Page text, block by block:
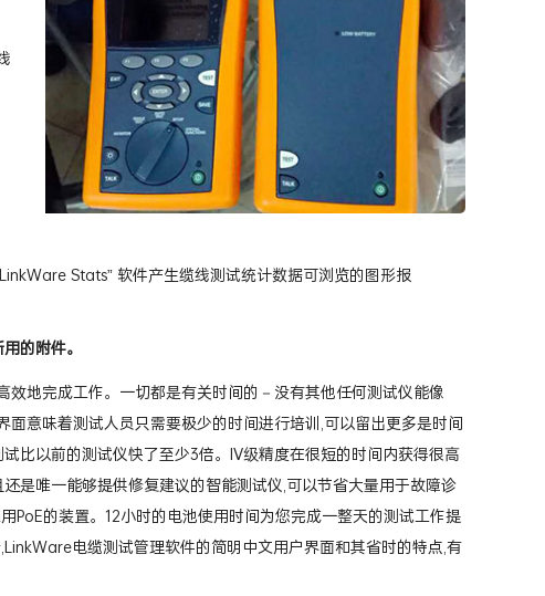
Stats” 软件产生缆线测试统计数据可浏览的图形报
的附件。
地完成工作。一切都是有关时间的－没有其他任何测试仪能像
意味着测试人员只需要极少的时间进行培训,可以留出更多是时间
比以前的测试仪快了至少3倍。IV级精度在很短的时间内获得很高
是唯一能够提供修复建议的智能测试仪,可以节省大量用于故障诊
PoE的装置。12小时的电池使用时间为您完成一整天的测试工作提
电缆测试管理软件的简明中文用户界面和其省时的特点,有